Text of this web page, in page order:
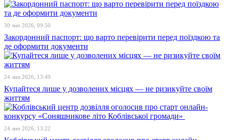
30 лип 2026, 09:50
Закордонний паспорт: що варто перевірити перед поїздкою та
де оформити документи
24 лип 2026, 13:49
Купайтеся лише у дозволених місцях — не ризикуйте своїм
життям
24 лип 2026, 13:22